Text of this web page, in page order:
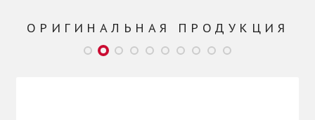
ОРИГИНАЛЬНАЯ ПРОДУКЦИЯ